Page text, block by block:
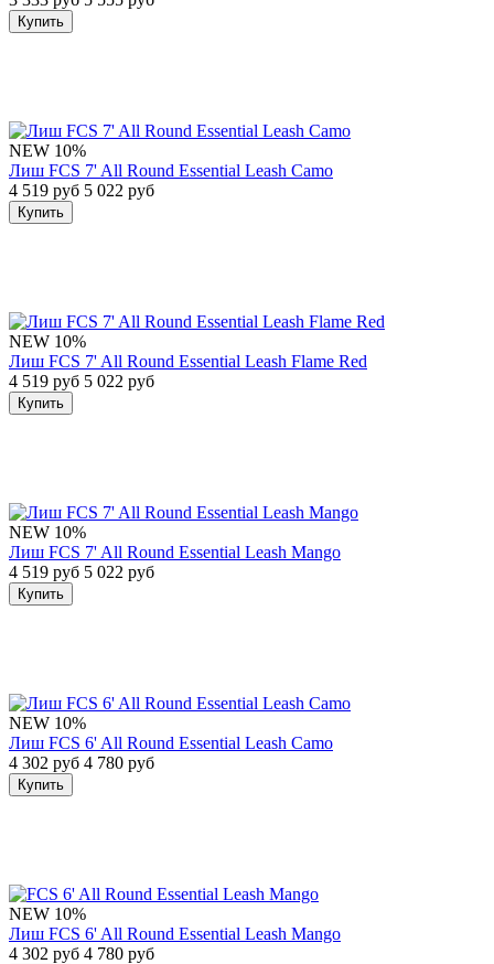
Купить
NEW 10%
Лиш FCS 7' All Round Essential Leash Camo
4 519 руб 5 022 руб
Купить
NEW 10%
Лиш FCS 7' All Round Essential Leash Flame Red
4 519 руб 5 022 руб
Купить
NEW 10%
Лиш FCS 7' All Round Essential Leash Mango
4 519 руб 5 022 руб
Купить
NEW 10%
Лиш FCS 6' All Round Essential Leash Camo
4 302 руб 4 780 руб
Купить
NEW 10%
Лиш FCS 6' All Round Essential Leash Mango
4 302 руб 4 780 руб